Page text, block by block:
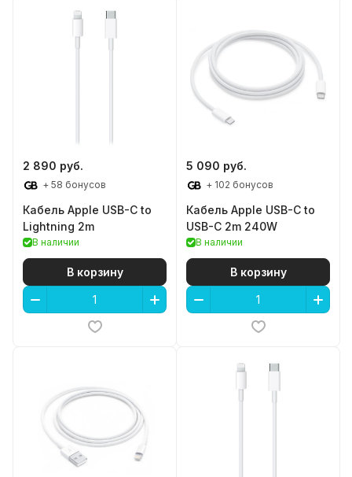
2 890 руб.
+ 58 бонусов
Кабель Apple USB-C to
Lightning 2m
В наличии
В корзину
5 090 руб.
+ 102 бонусов
Кабель Apple USB-C to
USB-C 2m 240W
В наличии
В корзину